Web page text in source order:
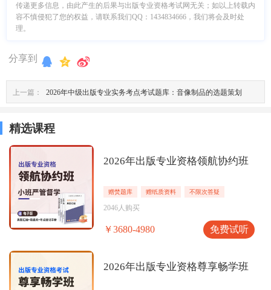
传递更多信息，由此产生的后果与出版专业资格考试网无关；如以上转载内
容不慎侵犯了您的权益，请联系我们QQ：1434834666，我们将会及时处
理。
分享到
上一篇： 2026年中级出版专业实务考点考试题库：音像制品的选题策划
精选课程
2026年出版专业资格领航协约班
赠焚题库 赠纸质资料 不限次答疑
2046人购买
￥3680-4980 免费试听
2026年出版专业资格尊享畅学班